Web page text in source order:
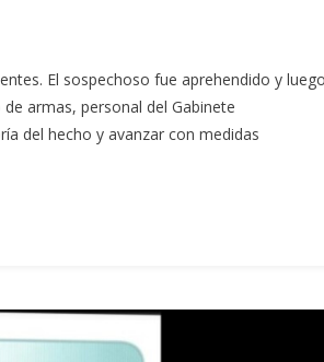
El sospechoso fue aprehendido y luego
armas, personal del Gabinete
del hecho y avanzar con medidas